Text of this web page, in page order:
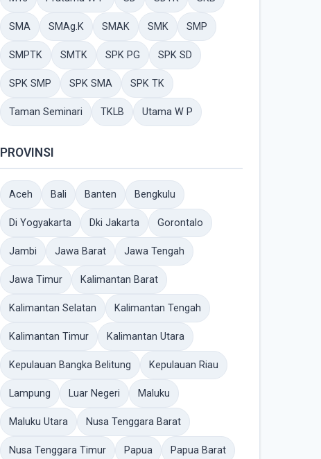
SMA SMAg.K SMAK SMK SMP
SMPTK SMTK SPK PG SPK SD
SPK SMP SPK SMA SPK TK
Taman Seminari TKLB Utama W P
PROVINSI
Aceh Bali Banten Bengkulu
Di Yogyakarta Dki Jakarta Gorontalo
Jambi Jawa Barat Jawa Tengah
Jawa Timur Kalimantan Barat
Kalimantan Selatan Kalimantan Tengah
Kalimantan Timur Kalimantan Utara
Kepulauan Bangka Belitung Kepulauan Riau
Lampung Luar Negeri Maluku
Maluku Utara Nusa Tenggara Barat
Nusa Tenggara Timur Papua Papua Barat